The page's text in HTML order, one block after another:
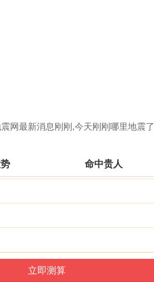
网最新消息刚刚,今天刚刚哪里地震了
命中贵人